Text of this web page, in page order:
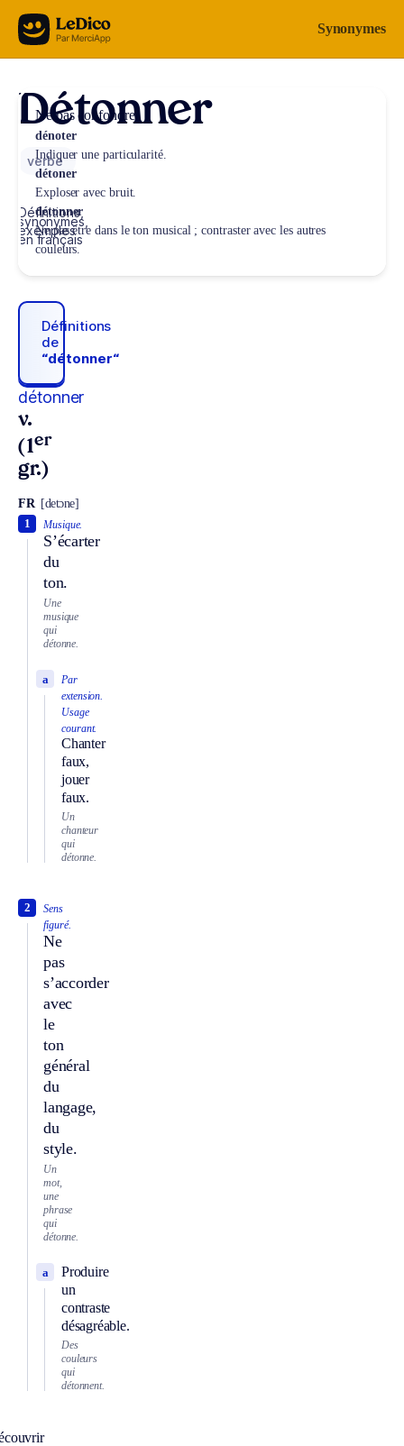
Aller au contenu Synonymes
Détonner
verbe
Définitions,
synonymes,
exemples
en français
Définitions
de
“détonner“
détonner
v.
(1er
gr.)
FR [detɔne]
Musique.
S’écarter
du
ton.
1
Une
musique
qui
détonne.
Par
extension.
Usage
courant.
Chanter
faux,
jouer
faux.
a
Un
chanteur
qui
détonne.
Sens
figuré.
Ne
pas
s’accorder
avec
le
ton
général
du
langage,
du
style.
2
Un
mot,
une
phrase
qui
détonne.
Produire
un
contraste
désagréable.
a
Des
couleurs
qui
détonnent.
Ne pas confondre
dénoter
Indiquer une particularité.
détoner
Exploser avec bruit.
détonner
Ne pas être dans le ton musical ; contraster avec les autres
couleurs.